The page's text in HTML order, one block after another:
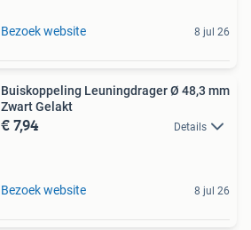
Bezoek website 8 jul 26
Buiskoppeling Leuningdrager Ø 48,3 mm
Zwart Gelakt
€ 7,94 Details
Bezoek website 8 jul 26